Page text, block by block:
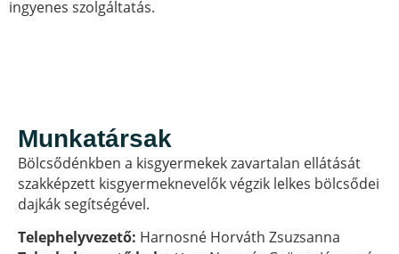
ingyenes szolgáltatás.
Munkatársak
Bölcsődénkben a kisgyermekek zavartalan ellátását
szakképzett kisgyermeknevelők végzik lelkes bölcsődei
dajkák segítségével.
Telephelyvezető: Harnosné Horváth Zsuzsanna